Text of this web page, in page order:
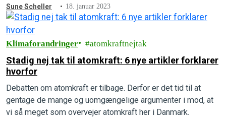
Sune Scheller 18. januar 2023
Klimaforandringer atomkraftnejtak
Stadig nej tak til atomkraft: 6 nye artikler forklarer
hvorfor
Debatten om atomkraft er tilbage. Derfor er det tid til at
gentage de mange og uomgængelige argumenter i mod, at
vi så meget som overvejer atomkraft her i Danmark.